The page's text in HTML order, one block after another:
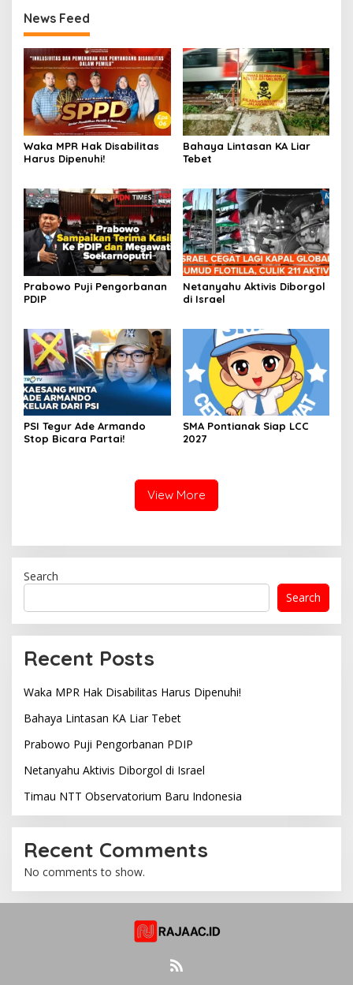
News Feed
Waka MPR Hak Disabilitas
Harus Dipenuhi!
Bahaya Lintasan KA Liar
Tebet
Prabowo Puji Pengorbanan
PDIP
Netanyahu Aktivis Diborgol
di Israel
PSI Tegur Ade Armando
Stop Bicara Partai!
SMA Pontianak Siap LCC
2027
View More
Search
Search
Recent Posts
Waka MPR Hak Disabilitas Harus Dipenuhi!
Bahaya Lintasan KA Liar Tebet
Prabowo Puji Pengorbanan PDIP
Netanyahu Aktivis Diborgol di Israel
Timau NTT Observatorium Baru Indonesia
Recent Comments
No comments to show.